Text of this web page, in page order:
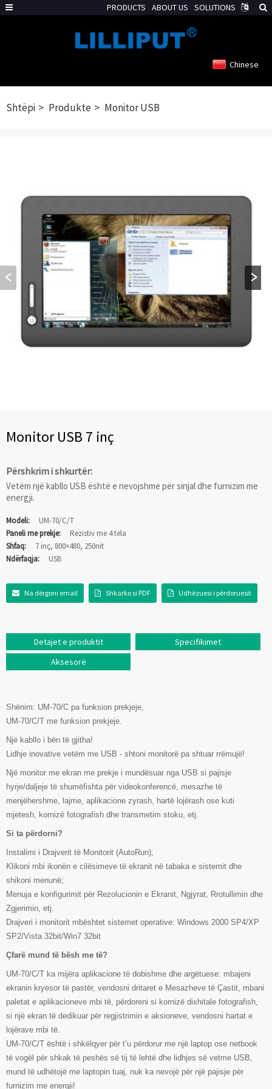
Chinese
Shtëpi Produkte Monitor USB
Monitor USB 7 inç
Përshkrim i shkurtër:
Vetëm një kabllo USB është e nevojshme për sinjal dhe furnizim me
energji.
Modeli:
UM-70/C/T
Paneli me prekje:
Rezistiv me 4 tela
Shfaq:
7 inç, 800×480, 250nit
Ndërfaqja:
USB
Na dërgoni email Shkarko si PDF Udhëzuesi i përdoruesit
Detajet e produktit
Specifikimet
Aksesorë
Shënim: UM-70/C pa funksion prekjeje,
UM-70/C/T me funksion prekjeje.
Një kabllo i bën të gjitha!
Lidhje inovative vetëm me USB - shtoni monitorë pa shtuar rrëmujë!
Një monitor me ekran me prekje i mundësuar nga USB si pajisje
hyrje/daljeje të shumëfishta për videokonferencë, mesazhe të
menjëhershme, lajme, aplikacione zyrash, hartë lojërash ose kuti
mjetesh, kornizë fotografish dhe transmetim stoku, etj.
Si ta përdorni?
Instalimi i Drajverit të Monitorit (AutoRun);
Klikoni mbi ikonën e cilësimeve të ekranit në tabaka e sistemit dhe
shikoni menunë;
Menuja e konfigurimit për Rezolucionin e Ekranit, Ngjyrat, Rrotullimin dhe
Zgjerimin, etj.
Drajveri i monitorit mbështet sistemet operative: Windows 2000 SP4/XP
SP2/Vista 32bit/Win7 32bit
Çfarë mund të bësh me të?
UM-70/C/T ka mijëra aplikacione të dobishme dhe argëtuese: mbajeni
ekranin kryesor të pastër, vendosni dritaret e Mesazheve të Çastit, mbani
paletat e aplikacioneve mbi të, përdoreni si kornizë dixhitale fotografish,
si një ekran të dedikuar për regjistrimin e aksioneve, vendosni hartat e
lojërave mbi të.
UM-70/C/T është i shkëlqyer për t’u përdorur me një laptop ose netbook
të vogël për shkak të peshës së tij të lehtë dhe lidhjes së vetme USB,
mund të udhëtojë me laptopin tuaj, nuk ka nevojë për një pajisje për
furnizim me energji!
PRODUCTS ABOUT US SOLUTIONS